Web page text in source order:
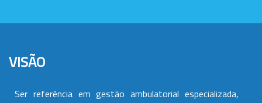
VISÃO
Ser referência em gestão ambulatorial especializada,